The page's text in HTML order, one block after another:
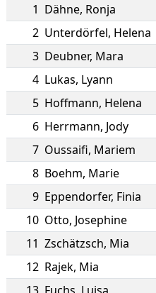
1 Dähne, Ronja
2 Unterdörfel, Helena
3 Deubner, Mara
4 Lukas, Lyann
5 Hoffmann, Helena
6 Herrmann, Jody
7 Oussaifi, Mariem
8 Boehm, Marie
9 Eppendorfer, Finia
10 Otto, Josephine
11 Zschätzsch, Mia
12 Rajek, Mia